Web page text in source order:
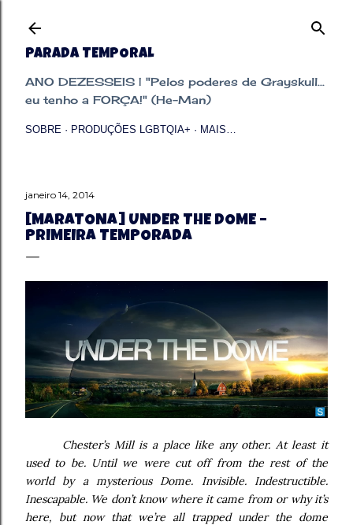
PARADA TEMPORAL
ANO DEZESSEIS | "Pelos poderes de Grayskull...
eu tenho a FORÇA!" (He-Man)
SOBRE PRODUÇÕES LGBTQIA+ MAIS…
janeiro 14, 2014
[MARATONA] UNDER THE DOME –
PRIMEIRA TEMPORADA
Chester’s Mill is a place like any other. At least it
used to be. Until we were cut off from the rest of the
world by a mysterious Dome. Invisible. Indestructible.
Inescapable. We don’t know where it came from or why it’s
here, but now that we’re all trapped under the dome